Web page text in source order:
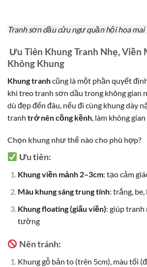
Tranh sơn dầu cửu ngư quần hội hoa mai
Ưu Tiên Khung Tranh Nhẹ, Viền
Không Khung
Khung tranhcũng là một phần quyết
khi treo tranh sơn dầu trong không gian
dù đẹp đến đâu, nếu đi cùng khung dày
tranh trở nên cồng kềnh , làm không
Chọn khung như thế nào cho phù hợp?
Ưu tiên:
Khung viền mảnh 2–3cm: tạo cảm
Màu khung sáng trung tính: trắng, be,
Khung floating (giấu viền): giúp
tường
Nên tránh:
Khung gỗ bản to (trên 5cm), màu tối